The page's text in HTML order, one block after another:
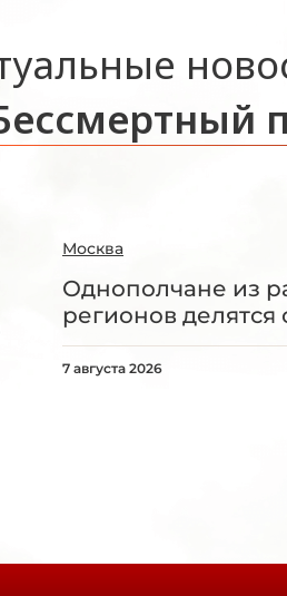
Москва
Однополчане из
регионов делятся
7 августа 2026